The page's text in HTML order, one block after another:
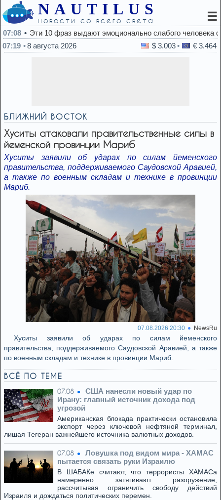
NAUTILUS
новости со всего света ☰
фраз выдают эмоционально слабого человека сразу
07:19
8 августа 2026 $ 3.003 € 3.464
БЛИЖНИЙ ВОСТОК
Хуситы атаковали правительственные силы в
йеменской провинции Мариб
Хуситы заявили об ударах по силам йеменского
правительства, поддерживаемого Саудовской Аравией,
а также по военным складам и технике в провинции
Мариб.
07.08.2026 20:30 NewsRu
Хуситы заявили об ударах по силам йеменского
правительства, поддерживаемого Саудовской Аравией, а также
по военным складам и технике в провинции Мариб.
ВСЁ ПО ТЕМЕ
07.08
США нанесли новый удар по
Ирану: главный источник дохода под
угрозой
Американская блокада практически остановила
экспорт через ключевой нефтяной терминал,
лишая Тегеран важнейшего источника валютных доходов.
07.08
Ловушка под видом мира - ХАМАС
пытается связать руки Израилю
В ШАБАКе считают, что террористы ХАМАСа
намеренно затягивают разоружение,
рассчитывая ограничить свободу действий
Израиля и дождаться политических перемен.